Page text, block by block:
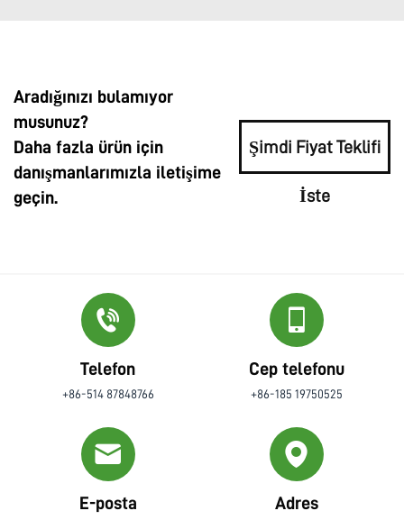
Aradığınızı bulamıyor
musunuz?
Daha fazla ürün için
danışmanlarımızla iletişime
geçin.
Şimdi Fiyat Teklifi
İste
Telefon
+86-514 87848766
Cep telefonu
+86-185 19750525
E-posta Adres